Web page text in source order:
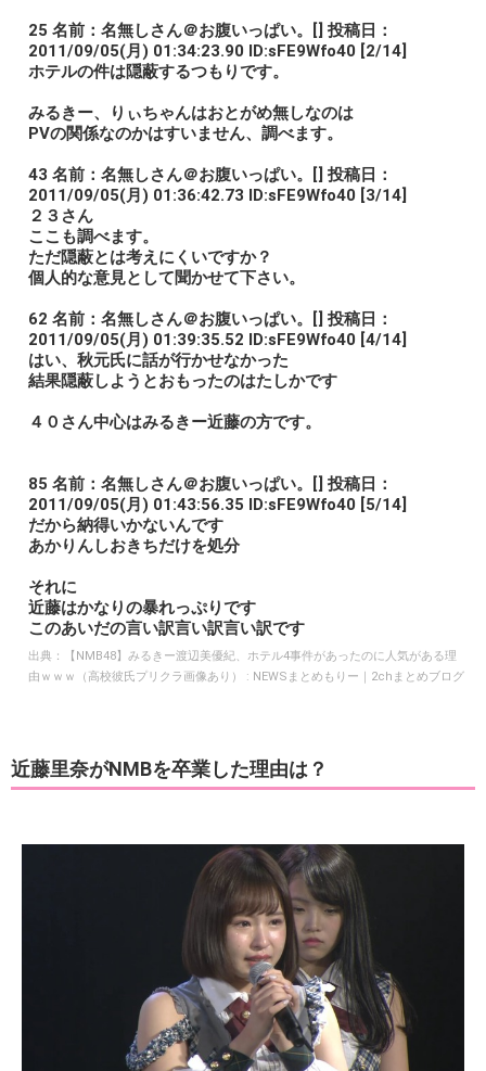
25 名前：名無しさん＠お腹いっぱい。[] 投稿日：
2011/09/05(月) 01:34:23.90 ID:sFE9Wfo40 [2/14]
ホテルの件は隠蔽するつもりです。
みるきー、りぃちゃんはおとがめ無しなのは
PVの関係なのかはすいません、調べます。
43 名前：名無しさん＠お腹いっぱい。[] 投稿日：
2011/09/05(月) 01:36:42.73 ID:sFE9Wfo40 [3/14]
２３さん
ここも調べます。
ただ隠蔽とは考えにくいですか？
個人的な意見として聞かせて下さい。
62 名前：名無しさん＠お腹いっぱい。[] 投稿日：
2011/09/05(月) 01:39:35.52 ID:sFE9Wfo40 [4/14]
はい、秋元氏に話が行かせなかった
結果隠蔽しようとおもったのはたしかです
４０さん中心はみるきー近藤の方です。
85 名前：名無しさん＠お腹いっぱい。[] 投稿日：
2011/09/05(月) 01:43:56.35 ID:sFE9Wfo40 [5/14]
だから納得いかないんです
あかりんしおきちだけを処分
それに
近藤はかなりの暴れっぷりです
このあいだの言い訳言い訳言い訳です
出典：
【NMB48】みるきー渡辺美優紀、ホテル4事件があったのに人気がある理
由ｗｗｗ（高校彼氏プリクラ画像あり） : NEWSまとめもりー｜2chまとめブログ
近藤里奈がNMBを卒業した理由は？